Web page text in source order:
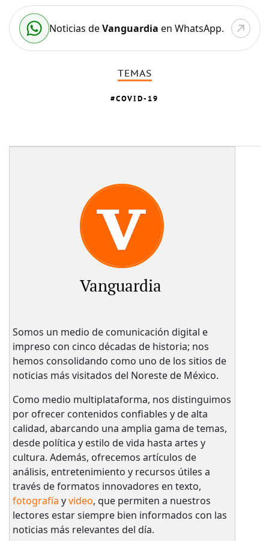
Noticias deVanguardia en WhatsApp.
TEMAS
COVID-19
Vanguardia
Somos un medio de comunicación digital e
impreso con cinco décadas de historia; nos
hemos consolidando como uno de los sitios de
noticias más visitados del Noreste de México.
Como medio multiplataforma, nos distinguimos
por ofrecer contenidos confiables y de alta
calidad, abarcando una amplia gama de temas,
desde política y estilo de vida hasta artes y
cultura. Además, ofrecemos artículos de
análisis, entretenimiento y recursos útiles a
través de formatos innovadores en texto,
fotografía yvideo, que permiten a nuestros
lectores estar siempre bien informados con las
noticias más relevantes del día.